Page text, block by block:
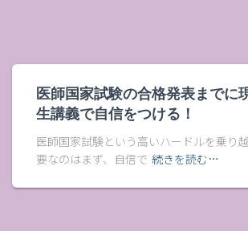
医師国家試験の合格発表までに
生講義で自信をつける！
医師国家試験という高いハードルを乗り
要なのはまず、自信で 続きを読む…